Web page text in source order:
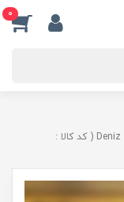
0
سرویس قابلمه 11 پارچه گرانیتی مشکی نالینو طرح Deniz ( کد کالا :